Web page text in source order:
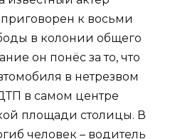
к восьми
в колонии общего
он понёс за то, что
в нетрезвом
в самом центре
площади столицы. В
человек – водитель